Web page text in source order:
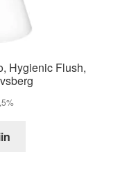
Hygienic Flush,